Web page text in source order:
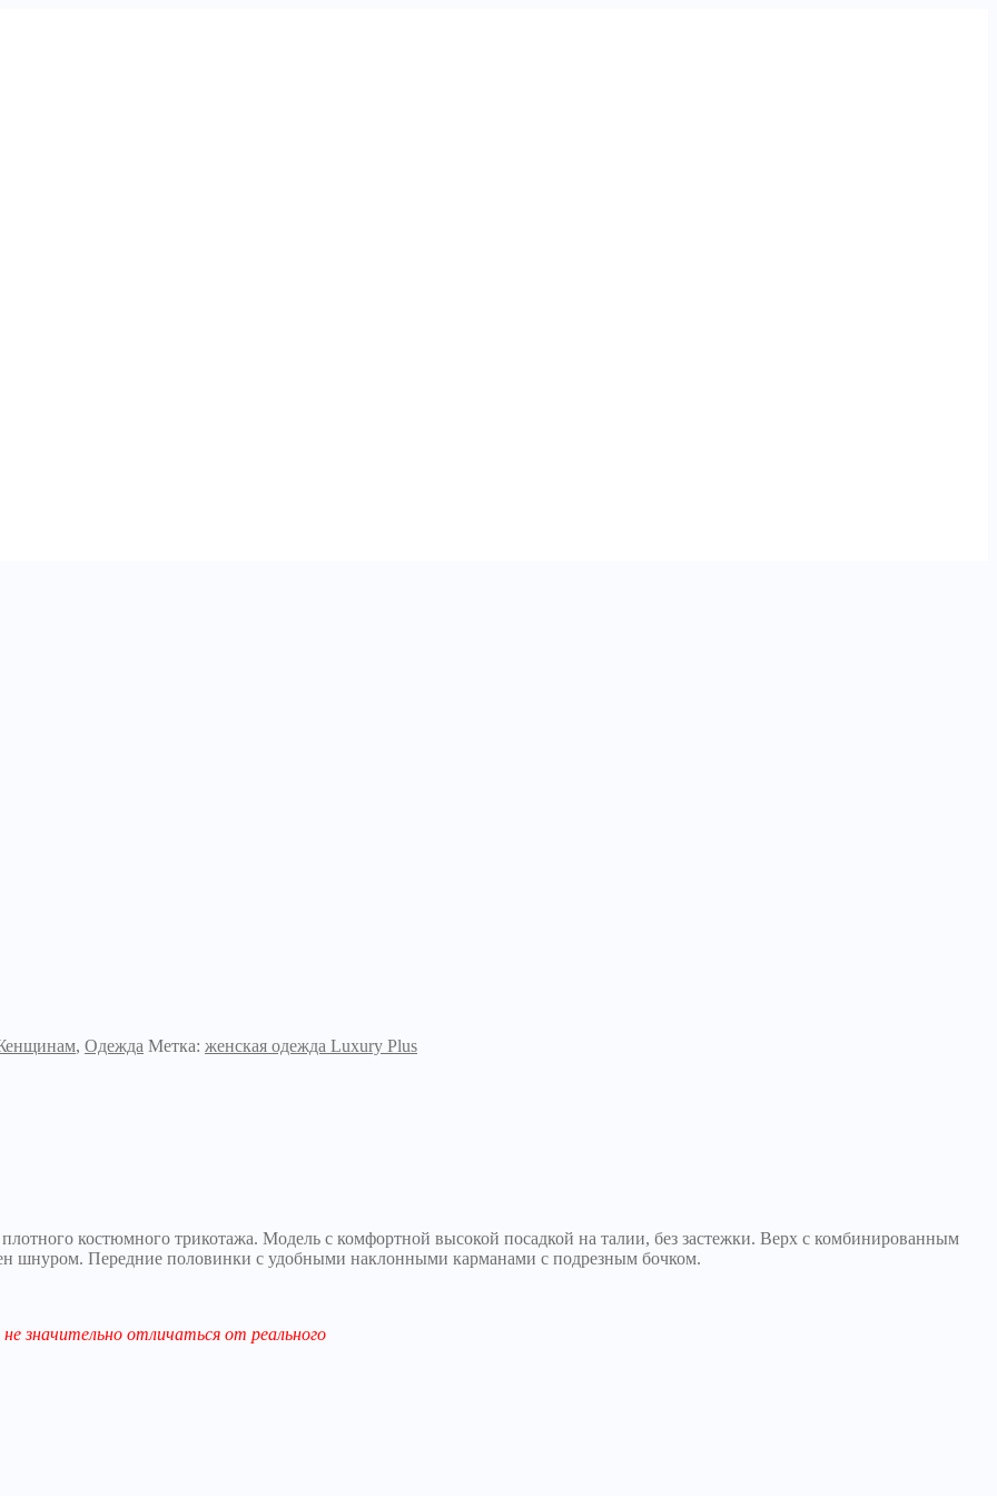
, Одежда Метка: женская одежда Luxury Plus
костюмного трикотажа. Модель с комфортной высокой посадкой на талии, без застежки. Верх с комбинированным
шнуром. Передние половинки с удобными наклонными карманами с подрезным бочком.
значительно отличаться от реального